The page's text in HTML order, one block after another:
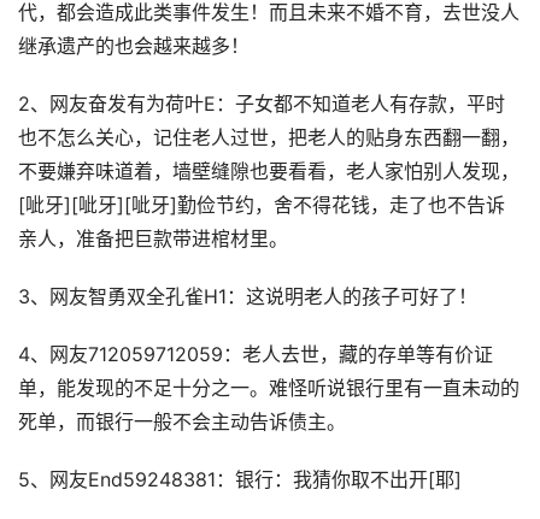
代，都会造成此类事件发生！而且未来不婚不育，去世没人
继承遗产的也会越来越多！
2、网友奋发有为荷叶E：子女都不知道老人有存款，平时
也不怎么关心，记住老人过世，把老人的贴身东西翻一翻，
不要嫌弃味道着，墙壁缝隙也要看看，老人家怕别人发现，
[呲牙][呲牙][呲牙]勤俭节约，舍不得花钱，走了也不告诉
亲人，准备把巨款带进棺材里。
3、网友智勇双全孔雀H1：这说明老人的孩子可好了！
4、网友712059712059：老人去世，藏的存单等有价证
单，能发现的不足十分之一。难怪听说银行里有一直未动的
死单，而银行一般不会主动告诉债主。
5、网友End59248381：银行：我猜你取不出开[耶]